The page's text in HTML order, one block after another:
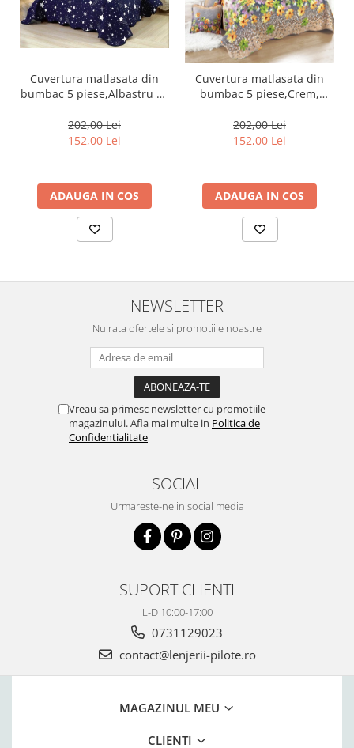
Cuvertura matlasata din
bumbac 5 piese,Albastru cu
202,00 Lei
152,00 Lei
ADAUGA IN COS
Cuvertura matlasata din
bumbac 5 piese,Crem,
202,00 Lei
152,00 Lei
ADAUGA IN COS
NEWSLETTER
Nu rata ofertele si promotiile noastre
Vreau sa primesc newsletter cu promotiile
magazinului. Afla mai multe in Politica de
Confidentialitate
SOCIAL
Urmareste-ne in social media
SUPORT CLIENTI
L-D 10:00-17:00
0731129023
contact@lenjerii-pilote.ro
MAGAZINUL MEU
CLIENTI